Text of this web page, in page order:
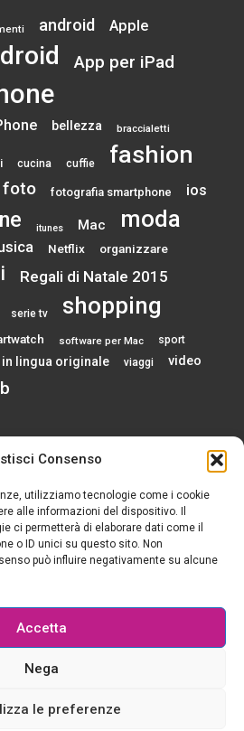
Consenso
utilizziamo tecnologie come i cookie
alle informazioni del dispositivo. Il
ci permetterà di elaborare dati come il
o ID unici su questo sito. Non
può influire negativamente su alcune
Accetta
Nega
le preferenze
android Apple
App per iPad
bellezza braccialetti
cucina cuffie fashion
foto fotografia smartphone ios
itunes Mac moda
Netflix organizzare
Regali di Natale 2015
serie tv shopping
software per Mac sport
lingua originale viaggi video
2026
G V S
1
2
13 14 15
16
20